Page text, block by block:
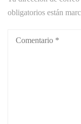
obligatorios están